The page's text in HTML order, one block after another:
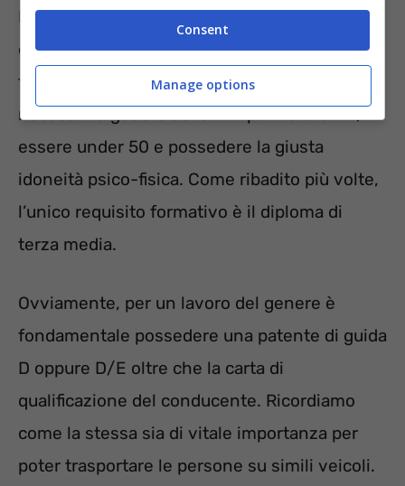
Per partecipare alla selezione bisogna essere
cittadini italiani oppure di uno dei paesi che
fanno parte dell’Unione Europea. Poi, è
necessario godere dei diritti politici e civili,
essere under 50 e possedere la giusta
idoneità psico-fisica. Come ribadito più volte,
l’unico requisito formativo è il diploma di
terza media.
Ovviamente, per un lavoro del genere è
fondamentale possedere una patente di guida
D oppure D/E oltre che la carta di
qualificazione del conducente. Ricordiamo
come la stessa sia di vitale importanza per
poter trasportare le persone su simili veicoli.
Consent
Manage options